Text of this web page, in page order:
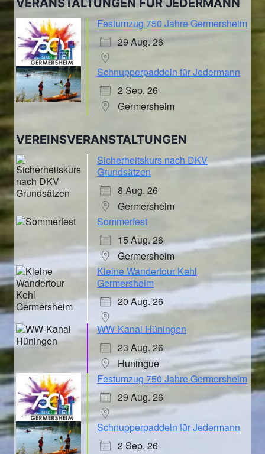
Festumzug 750 Jahre Germersheim
29 Aug. 26
Schnupperpaddeln für Jedermann
2 Sep. 26
Germersheim
VEREINSVERANSTALTUNGEN
Sicherheitskurs nach DKV
Grundsätzen
8 Aug. 26
Germersheim
Sommerfest
15 Aug. 26
Germersheim
Kleine Wandertour Kehl
Germersheim
20 Aug. 26
WW-Kanal Hüningen
23 Aug. 26
Huningue
Festumzug 750 Jahre Germersheim
29 Aug. 26
Schnupperpaddeln für Jedermann
2 Sep. 26